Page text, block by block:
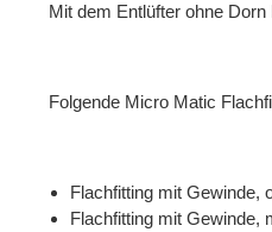
Mit dem Entlüfter ohne
Folgende Micro Matic
Flachfitting mit Gewinde,
Flachfitting mit Gewinde,